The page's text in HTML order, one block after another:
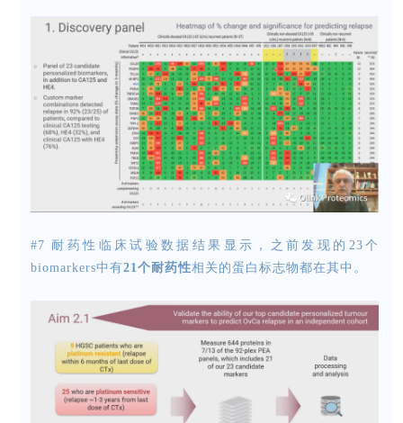
#7 耐药性临床试验数据结果显示，之前发现的23个
biomarkers中有21个耐药性相关的蛋白标志物都在其中。